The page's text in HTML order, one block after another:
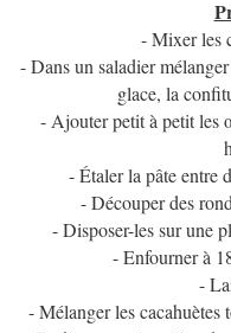
- Mixer les
- Dans un saladier
glace, la
- Ajouter petit à petit les
- Étaler la pâte entre
- Découper des
- Disposer-les sur une
- Enfourner à
-
- Mélanger les cacahuètes